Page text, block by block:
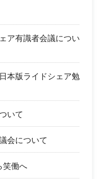
ア有識者会議につい
本版ライドシェア勉
いて
会について
笑働へ